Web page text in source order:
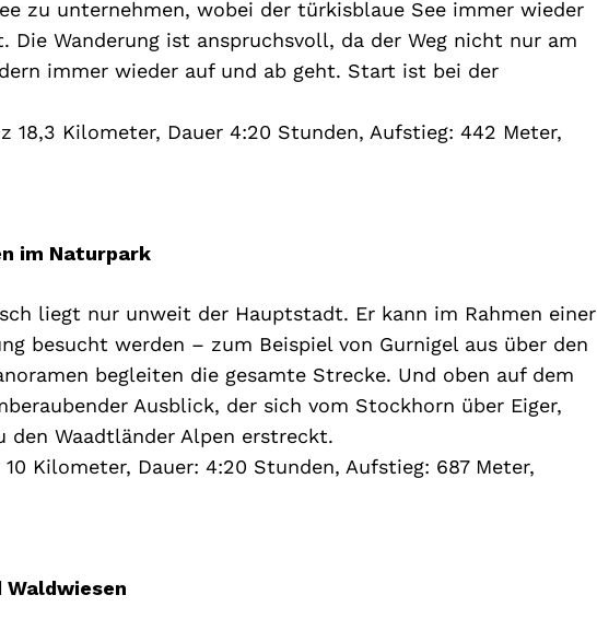
zu unternehmen, wobei der türkisblaue See immer wieder
Die Wanderung ist anspruchsvoll, da der Weg nicht nur am
immer wieder auf und ab geht. Start ist bei der
18,3 Kilometer, Dauer 4:20 Stunden, Aufstieg: 442 Meter,
im Naturpark
liegt nur unweit der Hauptstadt. Er kann im Rahmen einer
besucht werden – zum Beispiel von Gurnigel aus über den
begleiten die gesamte Strecke. Und oben auf dem
Ausblick, der sich vom Stockhorn über Eiger,
den Waadtländer Alpen erstreckt.
Kilometer, Dauer: 4:20 Stunden, Aufstieg: 687 Meter,